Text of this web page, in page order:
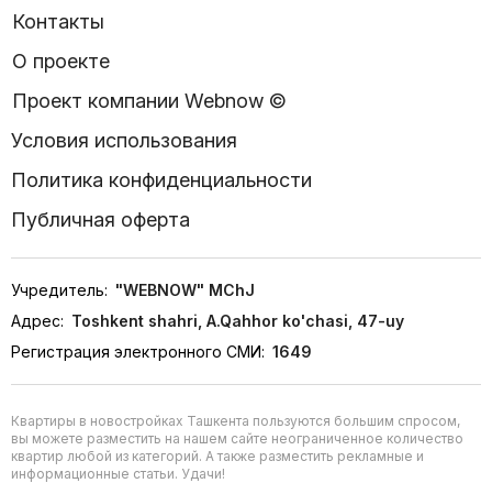
Контакты
О проекте
Проект компании Webnow ©
Условия использования
Политика конфиденциальности
Публичная оферта
Учредитель: "WEBNOW" MChJ
Адрес: Toshkent shahri, A.Qahhor ko'chasi, 47-uy
Регистрация электронного СМИ: 1649
Квартиры в новостройках Ташкента пользуются большим спросом,
вы можете разместить на нашем сайте неограниченное количество
квартир любой из категорий. А также разместить рекламные и
информационные статьи. Удачи!